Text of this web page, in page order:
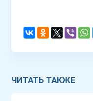
ЧИТАТЬ ТАКЖЕ